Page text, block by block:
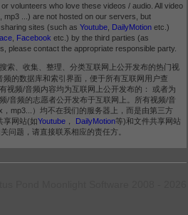
volunteers who love these videos / audio. All video
mp3 ...) are not hosted on our servers, but
sites (such as Youtube DailyMotion etc.)
Facebook etc.) by the third parties (as
please contact the appropriate responsible party.
索、收集、整理、分类互联网上公开发布的热门视
的数据库和索引界面，便于所有互联网用户查
视频/音频内容均为互联网上公开发布的： 或者为
/音频的志愿者公开发布于互联网上。所有视频/音
mp3...）均不在我们的服务器上，而是由第三方
享网站(如Youtube DailyMotion等)和文件共享网站
问题，请直接联系相应的责任方。